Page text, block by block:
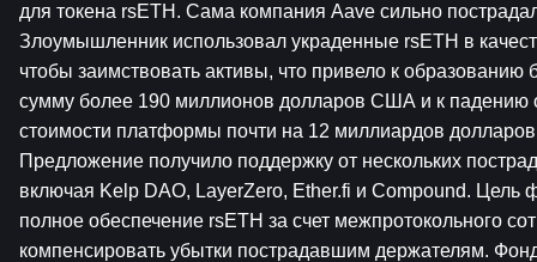
для токена rsETH. Сама компания Aave сильно
Злоумышленник использовал украденные rsETH в
чтобы заимствовать активы, что привело к образованию
сумму более 190 миллионов долларов США и к падению
стоимости платформы почти на 12 миллиардов
Предложение получило поддержку от нескольких
включая Kelp DAO, LayerZero, Ether.fi и Compound. Цель
полное обеспечение rsETH за счет межпротокольного
компенсировать убытки пострадавшим держателям.